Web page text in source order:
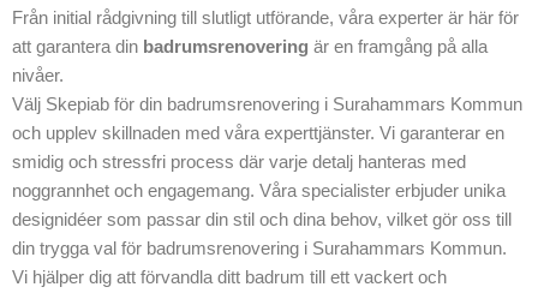
Från initial rådgivning till slutligt utförande, våra experter är här för
att garantera din badrumsrenovering är en framgång på alla
nivåer.
Välj Skepiab för din badrumsrenovering i Surahammars Kommun
och upplev skillnaden med våra experttjänster. Vi garanterar en
smidig och stressfri process där varje detalj hanteras med
noggrannhet och engagemang. Våra specialister erbjuder unika
designidéer som passar din stil och dina behov, vilket gör oss till
din trygga val för badrumsrenovering i Surahammars Kommun.
Vi hjälper dig att förvandla ditt badrum till ett vackert och